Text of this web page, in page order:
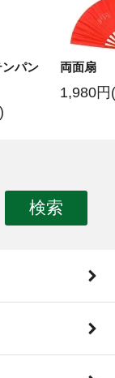
パン
両面扇
1,980円
検索